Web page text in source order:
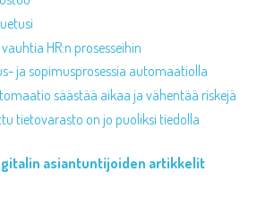
HR:n prosesseihin
ja sopimusprosessia automaatiolla
säästää aikaa ja vähentää riskejä
tietovarasto on jo puoliksi tiedolla
asiantuntijoiden artikkelit